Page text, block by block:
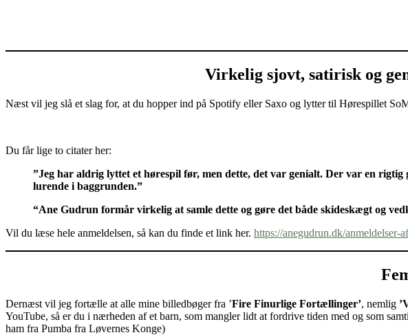
Virkelig sjovt, satirisk og
Næst vil jeg slå et slag for, at du hopper ind på Spotify eller Saxo og lytter til Hørespillet
Du får lige to citater her:
”Jeg har aldrig lyttet et hørespil før, men dette, det var genialt. Der var en
lurende i baggrunden.”
“Ane Gudrun formår virkelig at samle dette og gøre det både skideskægt og
Vil du læse hele anmeldelsen, så kan du finde et link her. https://anegudrun.dk/anmeldelser-
Dernæst vil jeg fortælle at alle mine billedbøger fra ’Fire Finurlige Fortællinger’, nemlig
YouTube, så er du i nærheden af et barn, som mangler lidt at fordrive tiden med og som
ham fra Pumba fra Løvernes Konge)